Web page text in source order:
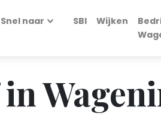
Snel naar SBI Wijken